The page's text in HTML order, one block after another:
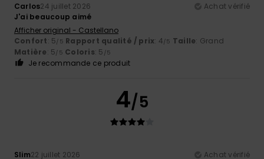
Carlos24 juillet 2026
Achat vérifié
J'ai beaucoup aimé
Afficher original - Castellano
Confort: 5/5 Rapport qualité / prix: 4/5 Taille: Grand
Matière: 5/5 Coloris: 5 /5
Je recommande ce produit
4/5
Slim22 juillet 2026 Achat vérifié